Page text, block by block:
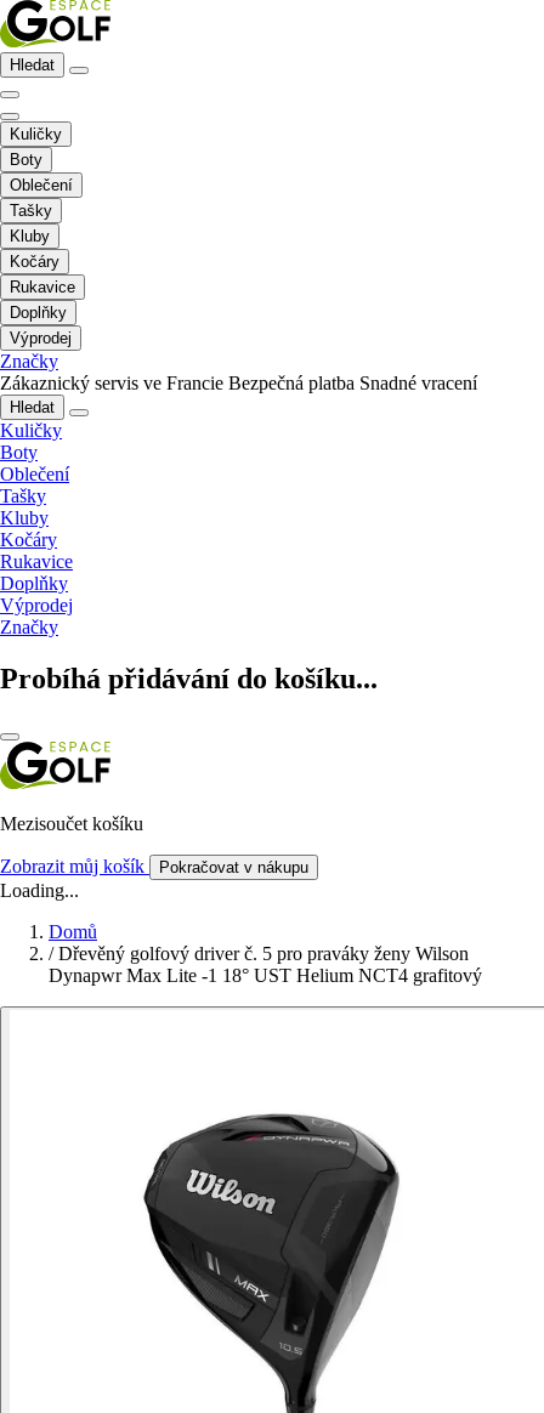
Hledat
Kuličky
Boty
Oblečení
Tašky
Kluby
Kočáry
Rukavice
Doplňky
Výprodej
Značky
Zákaznický servis ve Francie Bezpečná platba Snadné vracení
Hledat
Kuličky
Boty
Oblečení
Tašky
Kluby
Kočáry
Rukavice
Doplňky
Výprodej
Značky
Probíhá přidávání do košíku...
Mezisoučet košíku
Zobrazit můj košík Pokračovat v nákupu
Loading...
Domů
/ Dřevěný golfový driver č. 5 pro praváky ženy Wilson
Dynapwr Max Lite -1 18° UST Helium NCT4 grafitový